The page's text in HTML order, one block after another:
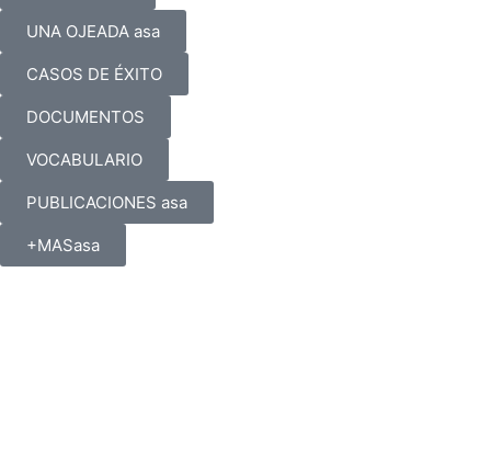
UNA OJEADA asa
CASOS DE ÉXITO
DOCUMENTOS
VOCABULARIO
PUBLICACIONES asa
+MASasa